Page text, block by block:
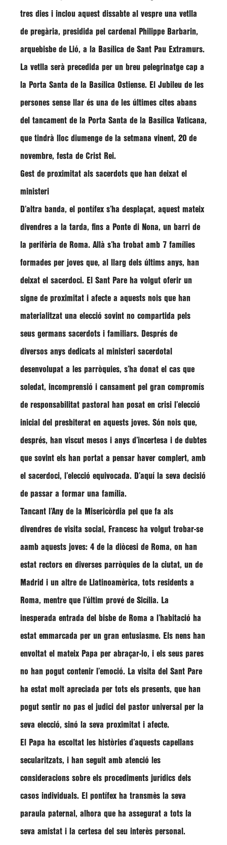
tres dies i inclou aquest dissabte al vespre una vetlla
de pregària, presidida pel cardenal Philippe Barbarin,
arquebisbe de Lió, a la Basílica de Sant Pau Extramurs.
La vetlla serà precedida per un breu pelegrinatge cap a
la Porta Santa de la Basílica Ostiense. El Jubileu de les
persones sense llar és una de les últimes cites abans
del tancament de la Porta Santa de la Basílica Vaticana,
que tindrà lloc diumenge de la setmana vinent, 20 de
novembre, festa de Crist Rei.
Gest de proximitat als sacerdots que han deixat el
ministeri
D’altra banda, el pontífex s’ha desplaçat, aquest mateix
divendres a la tarda, fins a Ponte di Nona, un barri de
la perifèria de Roma. Allà s’ha trobat amb 7 famílies
formades per joves que, al llarg dels últims anys, han
deixat el sacerdoci. El Sant Pare ha volgut oferir un
signe de proximitat i afecte a aquests nois que han
materialitzat una elecció sovint no compartida pels
seus germans sacerdots i familiars. Després de
diversos anys dedicats al ministeri sacerdotal
desenvolupat a les parròquies, s’ha donat el cas que
soledat, incomprensió i cansament pel gran compromís
de responsabilitat pastoral han posat en crisi l’elecció
inicial del presbiterat en aquests joves. Són nois que,
després, han viscut mesos i anys d’incertesa i de dubtes
que sovint els han portat a pensar haver complert, amb
el sacerdoci, l’elecció equivocada. D’aquí la seva decisió
de passar a formar una família.
Tancant l’Any de la Misericòrdia pel que fa als
divendres de visita social, Francesc ha volgut trobar-se
aamb aquests joves: 4 de la diòcesi de Roma, on han
estat rectors en diverses parròquies de la ciutat, un de
Madrid i un altre de Llatinoamèrica, tots residents a
Roma, mentre que l’últim prové de Sicília. La
inesperada entrada del bisbe de Roma a l’habitació ha
estat emmarcada per un gran entusiasme. Els nens han
envoltat el mateix Papa per abraçar-lo, i els seus pares
no han pogut contenir l’emoció. La visita del Sant Pare
ha estat molt apreciada per tots els presents, que han
pogut sentir no pas el judici del pastor universal per la
seva elecció, sinó la seva proximitat i afecte.
El Papa ha escoltat les històries d’aquests capellans
secularitzats, i han seguit amb atenció les
consideracions sobre els procediments jurídics dels
casos individuals. El pontífex ha transmès la seva
paraula paternal, alhora que ha assegurat a tots la
seva amistat i la certesa del seu interès personal.